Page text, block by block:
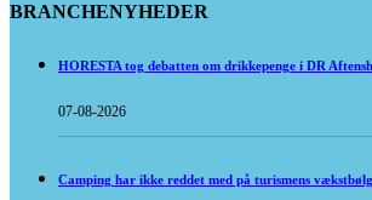
BRANCHENYHEDER
HORESTA tog debatten om drikkepenge i DR
07-08-2026
Camping har ikke reddet med på turismens